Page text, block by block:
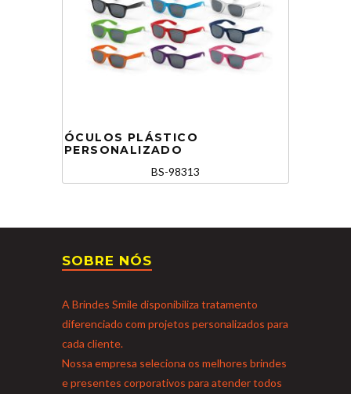
ÓCULOS PLÁSTICO
PERSONALIZADO
BS-98313
SOBRE NÓS
A Brindes Smile disponibiliza tratamento
diferenciado com projetos personalizados para
cada cliente.
Nossa empresa seleciona os melhores brindes
e presentes corporativos para atender todos